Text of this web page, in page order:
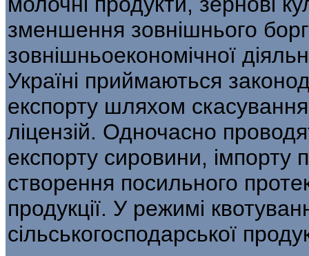
зменшення зовнішнього
зовнішньоеко­номічної
Україні приймаються
експорту шляхом
ліцензій. Одночасно
експорту сировини, імпорту
створення посиль­ного
продукції. У режимі
сільськогосподарської